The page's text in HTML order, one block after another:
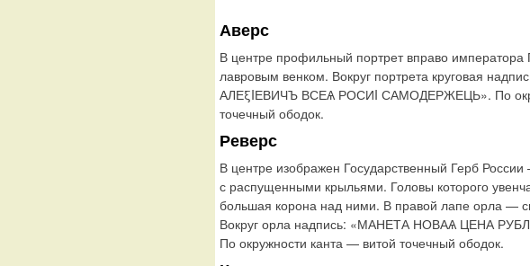
Аверс
В центре профильный портрет вправо императора
лавровым венком. Вокруг портрета круговая
АЛЕξIЕВИЧЪ ВСЕѦ РОСИI САМОДЕРЖЕЦЬ». По
точечный ободок.
Реверс
В центре изображен Государственный Герб
с распущенными крыльями. Головы которого
большая корона над ними. В правой лапе орла —
Вокруг орла надпись: «МАНЕТА НОВАѦ ЦЕНА
По окружности канта — витой точечный ободок.